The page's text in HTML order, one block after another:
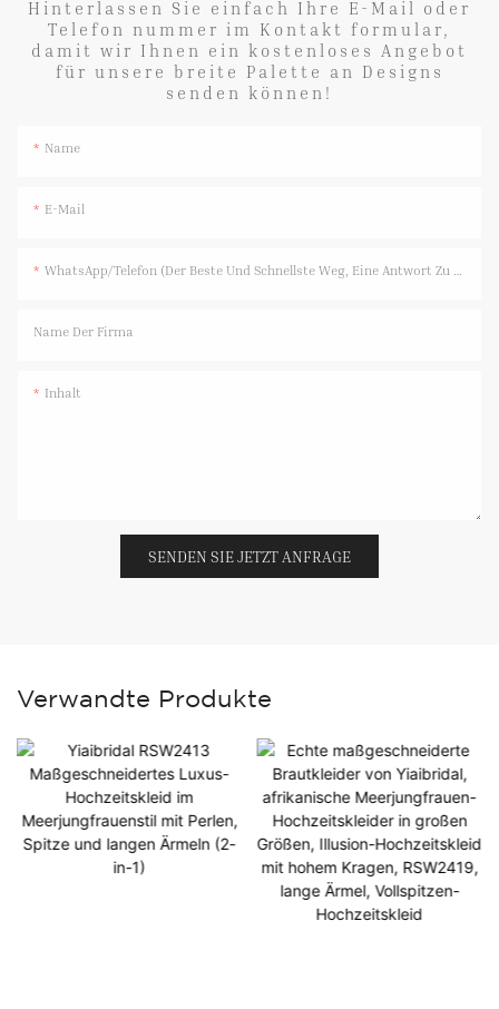
Hinterlassen Sie einfach Ihre E-Mail oder
Telefon nummer im Kontakt formular,
damit wir Ihnen ein kostenloses Angebot
für unsere breite Palette an Designs
senden können!
Name
E-Mail
WhatsApp/Telefon (Der Beste Und Schnellste Weg, Eine Antwort Zu Erhalten)
Name Der Firma
Inhalt
SENDEN SIE JETZT ANFRAGE
Verwandte Produkte